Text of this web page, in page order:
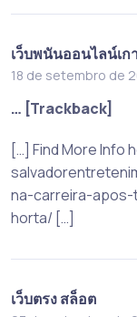
เว็บพนันออนไลน์เก
18 de setembro de
… [Trackback]
[…] Find More Info
na-carreira-apos-
horta/ […]
เว็บตรง สล็อต